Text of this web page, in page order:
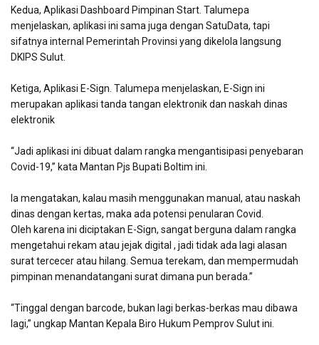
Kedua, Aplikasi Dashboard Pimpinan Start. Talumepa
menjelaskan, aplikasi ini sama juga dengan SatuData, tapi
sifatnya internal Pemerintah Provinsi yang dikelola langsung
DKIPS Sulut.
Ketiga, Aplikasi E-Sign. Talumepa menjelaskan, E-Sign ini
merupakan aplikasi tanda tangan elektronik dan naskah dinas
elektronik
“Jadi aplikasi ini dibuat dalam rangka mengantisipasi penyebaran
Covid-19,” kata Mantan Pjs Bupati Boltim ini.
Ia mengatakan, kalau masih menggunakan manual, atau naskah
dinas dengan kertas, maka ada potensi penularan Covid.
Oleh karena ini diciptakan E-Sign, sangat berguna dalam rangka
mengetahui rekam atau jejak digital , jadi tidak ada lagi alasan
surat tercecer atau hilang. Semua terekam, dan mempermudah
pimpinan menandatangani surat dimana pun berada.”
“Tinggal dengan barcode, bukan lagi berkas-berkas mau dibawa
lagi,” ungkap Mantan Kepala Biro Hukum Pemprov Sulut ini.